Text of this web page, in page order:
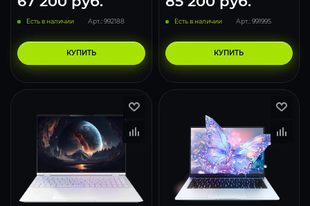
Есть в наличии Арт.: 992188
КУПИТЬ
Есть в наличии Арт.: 991995
КУПИТЬ